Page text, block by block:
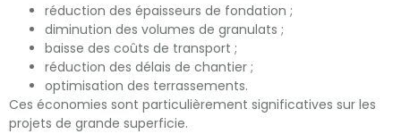
réduction des épaisseurs de fondation ;
diminution des volumes de granulats ;
baisse des coûts de transport ;
réduction des délais de chantier ;
optimisation des terrassements.
Ces économies sont particulièrement significatives sur les
projets de grande superficie.